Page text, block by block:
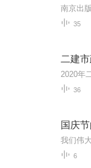
35
二建
36
国庆
6